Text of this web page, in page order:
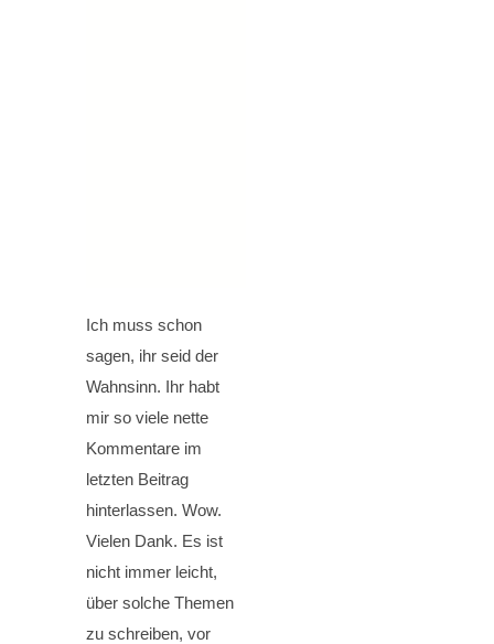
Ich muss schon
sagen, ihr seid der
Wahnsinn. Ihr habt
mir so viele nette
Kommentare im
letzten Beitrag
hinterlassen. Wow.
Vielen Dank. Es ist
nicht immer leicht,
über solche Themen
zu schreiben, vor